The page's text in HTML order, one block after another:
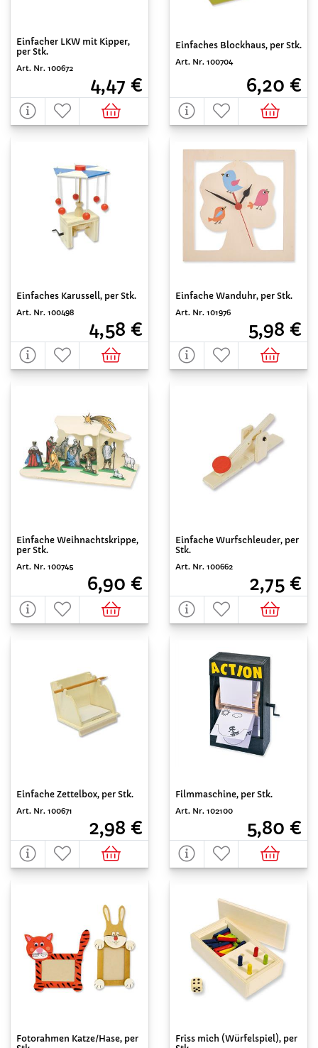
Einfacher LKW mit Kipper,
per Stk.
Art. Nr. 100672
4,47 €
Einfaches Blockhaus, per Stk.
Art. Nr. 100704
6,20 €
Einfaches Karussell, per Stk.
Art. Nr. 100498
4,58 €
Einfache Wanduhr, per Stk.
Art. Nr. 101976
5,98 €
Einfache Weihnachtskrippe,
per Stk.
Art. Nr. 100745
6,90 €
Einfache Wurfschleuder, per
Stk.
Art. Nr. 100662
2,75 €
Einfache Zettelbox, per Stk.
Art. Nr. 100671
2,98 €
Filmmaschine, per Stk.
Art. Nr. 102100
5,80 €
Fotorahmen Katze/Hase, per
Friss mich (Würfelspiel), per